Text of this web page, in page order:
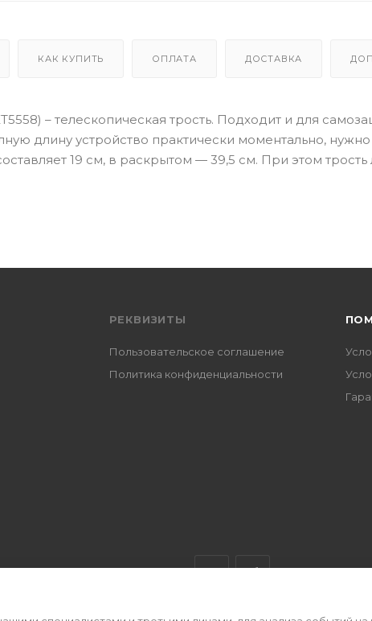
КАК КУПИТЬ ОПЛАТА ДОСТАВКА
– телескопическая трость. Подходит и для
длину устройство практически моментально,
19 см, в раскрытом — 39,5 см. При этом трость
РЕКВИЗИТЫ
Пользовательское соглашение
Политика конфиденциальности